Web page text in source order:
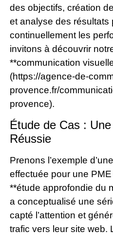
des objectifs, création
et analyse des résultats
continuellement les
invitons à découvrir
**communication
(https://agence-de-
provence.fr/
provence).
Étude de Cas :
Réussie
Prenons l’exemple
effectuée pour une
**étude approfondie du
a conceptualisé une
capté l’attention et
trafic vers leur site web.